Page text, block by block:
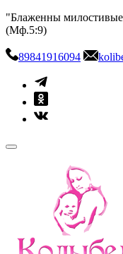
Skip
to
"Блаженны
(Мф.5:9)
89841916094